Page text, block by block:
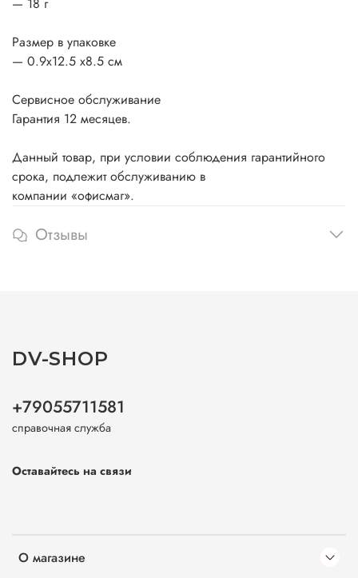
— 18 г
Размер в упаковке
— 0.9x12.5 x8.5 см
Сервисное обслуживание
Гарантия 12 месяцев.
Данный товар, при условии соблюдения гарантийного
срока, подлежит обслуживанию в
компании «офисмаг».
Отзывы
О магазине
DV-SHOP
+79055711581
справочная служба
Оставайтесь на связи